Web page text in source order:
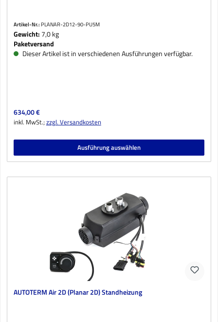
Artikel-Nr.: PLANAR-2D12-90-PU5M
Gewicht: 7,0 kg
Paketversand
Dieser Artikel ist in verschiedenen Ausführungen verfügbar.
Regulärer Preis:
634,00 €
inkl. MwSt.;zzgl. Versandkosten
Ausführung auswählen
AUTOTERM Air 2D (Planar 2D) Standheizung